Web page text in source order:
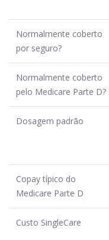
Normalmente coberto
por seguro?
Normalmente coberto
pelo Medicare Parte D?
Dosagem padrão
Copay típico do
Medicare Parte D
Custo SingleCare